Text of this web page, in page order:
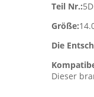
Teil Nr.:
Größe:
Die
Dieser